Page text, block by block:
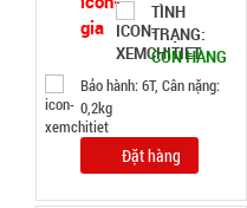
TÌNH
TRẠNG:
CÒN HÀNG
Bảo hành: 6T, Cân nặng:
0,2kg
Đặt hàng